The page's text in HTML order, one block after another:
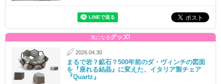
気になるグッズ!
2026.04.30
まるで岩？鉱石？500年前のダ・ヴィンチの図面
を『座れる結晶』に変えた、イタリア製チェア
『Quartz』